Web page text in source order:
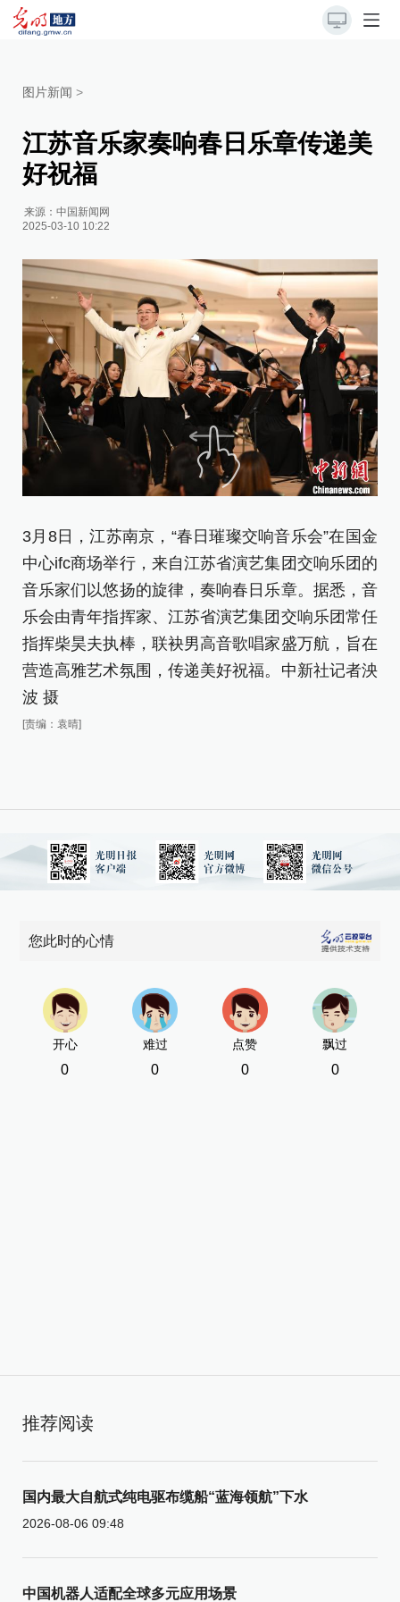
图片新闻 >
江苏音乐家奏响春日乐章传递美
好祝福
来源：中国新闻网
2025-03-10 10:22
3月8日，江苏南京，“春日璀璨交响音乐会”在国金
中心ifc商场举行，来自江苏省演艺集团交响乐团的
音乐家们以悠扬的旋律，奏响春日乐章。据悉，音
乐会由青年指挥家、江苏省演艺集团交响乐团常任
指挥柴昊夫执棒，联袂男高音歌唱家盛万航，旨在
营造高雅艺术氛围，传递美好祝福。中新社记者泱
波 摄
[责编：袁晴]
您此时的心情
开心
0
难过
0
点赞
0
飘过
0
推荐阅读
国内最大自航式纯电驱布缆船“蓝海领航”下水
2026-08-06 09:48
中国机器人适配全球多元应用场景